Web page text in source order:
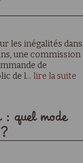
les inégalités dans
une commission
de
de l... lire la suite
: quel mode